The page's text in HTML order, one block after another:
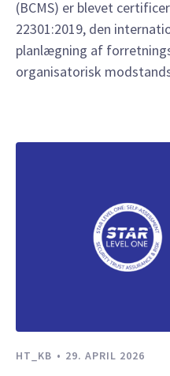
(BCMS) er blevet
22301:2019, den
planlægning af
organisatorisk
HT_KB 29. APRIL 2026